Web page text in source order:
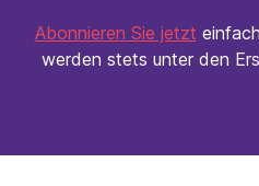
Abonnieren Sie jetzt
werden stets unter den